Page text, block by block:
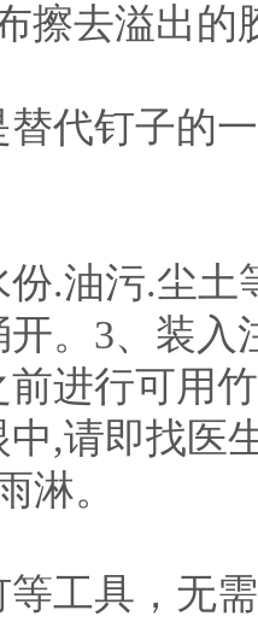
擦去溢出的
替代钉子的
.油污.尘
开。3、装
前进行可用
,请即找医
淋。
工具，无